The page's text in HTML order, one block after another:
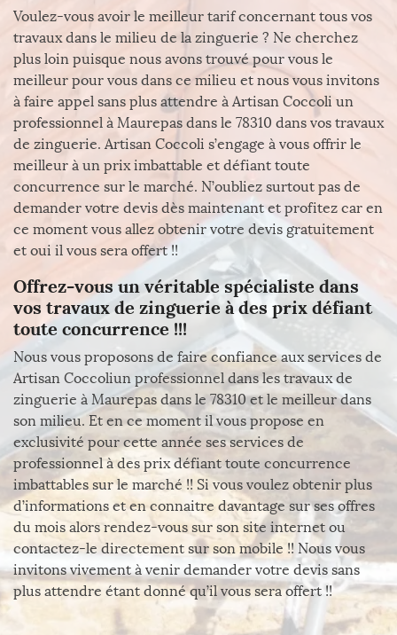
Voulez-vous avoir le meilleur tarif concernant tous vos
travaux dans le milieu de la zinguerie ? Ne cherchez
plus loin puisque nous avons trouvé pour vous le
meilleur pour vous dans ce milieu et nous vous invitons
à faire appel sans plus attendre à Artisan Coccoli un
professionnel à Maurepas dans le 78310 dans vos travaux
de zinguerie. Artisan Coccoli s’engage à vous offrir le
meilleur à un prix imbattable et défiant toute
concurrence sur le marché. N’oubliez surtout pas de
demander votre devis dès maintenant et profitez car en
ce moment vous allez obtenir votre devis gratuitement
et oui il vous sera offert !!
Offrez-vous un véritable spécialiste dans
vos travaux de zinguerie à des prix défiant
toute concurrence !!!
Nous vous proposons de faire confiance aux services de
Artisan Coccoliun professionnel dans les travaux de
zinguerie à Maurepas dans le 78310 et le meilleur dans
son milieu. Et en ce moment il vous propose en
exclusivité pour cette année ses services de
professionnel à des prix défiant toute concurrence
imbattables sur le marché !! Si vous voulez obtenir plus
d’informations et en connaitre davantage sur ses offres
du mois alors rendez-vous sur son site internet ou
contactez-le directement sur son mobile !! Nous vous
invitons vivement à venir demander votre devis sans
plus attendre étant donné qu’il vous sera offert !!